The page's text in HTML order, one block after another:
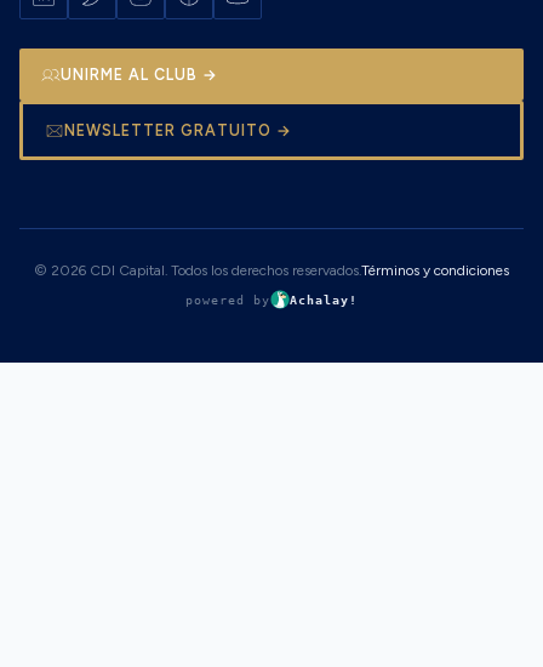
UNIRME AL CLUB →
NEWSLETTER GRATUITO →
© 2026 CDI Capital. Todos los derechos reservados.Términos y condiciones
powered by Achalay!